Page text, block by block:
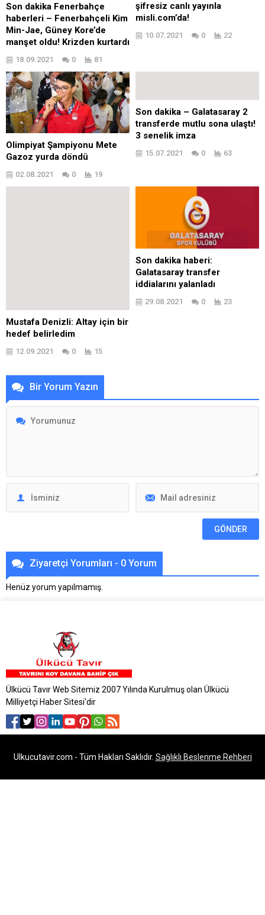
Son dakika Fenerbahçe
haberleri – Fenerbahçeli Kim
Min-Jae, Güney Kore’de
manşet oldu! Krizden kurtardı
18.09.2021 0 81
şifresiz canlı yayınla
misli.com’da!
10.07.2021 0 22
Olimpiyat Şampiyonu Mete
Gazoz yurda döndü
02.08.2021 0 19
Son dakika – Galatasaray 2
transferde mutlu sona ulaştı!
3 senelik imza
15.07.2021 0 63
Mustafa Denizli: Altay için bir
hedef belirledim
12.09.2021 0 15
Son dakika haberi:
Galatasaray transfer
iddialarını yalanladı
29.08.2021 0 23
Bir Yorum Yazın
Ziyaretçi Yorumları - 0 Yorum
Henüz yorum yapılmamış.
Ülkücü Tavır Web Sitemiz 2007 Yılında Kurulmuş olan Ülkücü
Milliyetçi Haber Sitesi'dir
Ulkucutavir.com - Tüm Hakları Saklıdır. Sağlıklı Beslenme Rehberi